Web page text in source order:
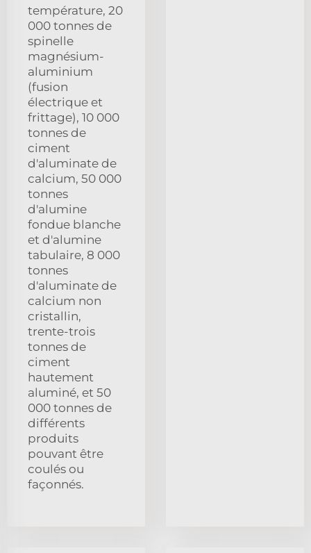
température, 20
000 tonnes de
spinelle
magnésium-
aluminium
(fusion
électrique et
frittage), 10 000
tonnes de
ciment
d'aluminate de
calcium, 50 000
tonnes
d'alumine
fondue blanche
et d'alumine
tabulaire, 8 000
tonnes
d'aluminate de
calcium non
cristallin,
trente-trois
tonnes de
ciment
hautement
aluminé, et 50
000 tonnes de
différents
produits
pouvant être
coulés ou
façonnés.